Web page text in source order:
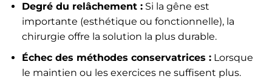
Degré du relâchement :Si la gêne est
importante (esthétique ou fonctionnelle), la
chirurgie offre la solution la plus durable.
Échec des méthodes conservatrices :Lorsque
le maintien ou les exercices ne suffisent plus.